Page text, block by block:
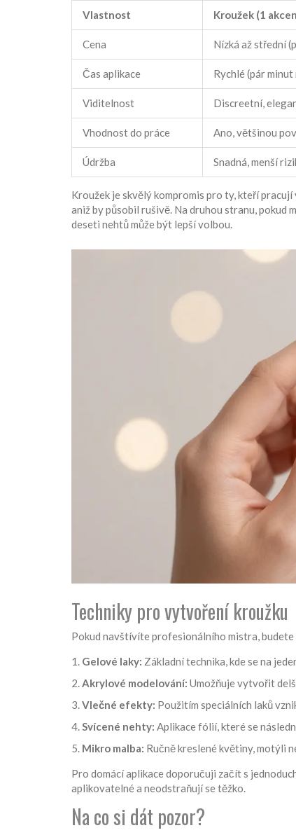
Vlastnost
Kroužek (1
Cena Nízká až střední
Čas aplikace Rychlé (pár minut
Viditelnost Discreetní,
Vhodnost do práce Ano, většinou
Údržba Snadná, menší
Kroužek je skvělý kompromis pro ty, kteří
aniž by působil rušivě. Na druhou stranu, pokud
deseti nehtů může být lepší volbou.
Techniky pro vytvoření kroužku
Pokud navštívíte profesionálního mistra,
Gelové laky: Základní technika, kde se na
Akrylové modelování: Umožňuje vytvořit
Vlečné efekty: Použitím speciálních laků
Svícené nehty: Aplikace fólií, které se
Mikro malba: Ručně kreslené květiny, motýli
Pro domácí aplikace doporučuji začít s
aplikovatelné a neodstraňují se těžko.
Na co si dát pozor?